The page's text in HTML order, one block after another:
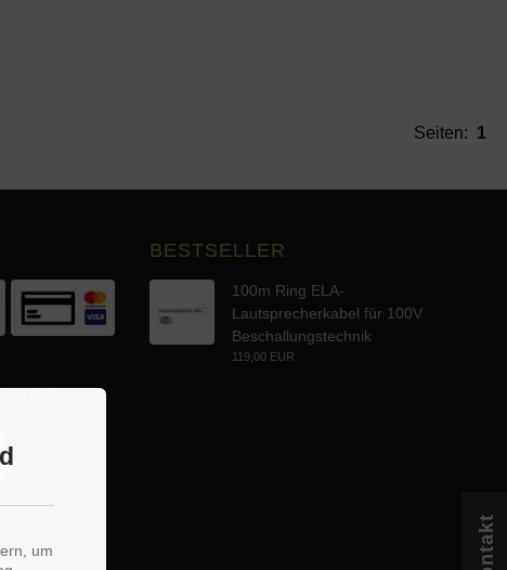
Seiten: 1
Kontakt
BESTSELLER
100m Ring ELA-
Lautsprecherkabel für 100V
Beschallungstechnik
119,00 EUR
um